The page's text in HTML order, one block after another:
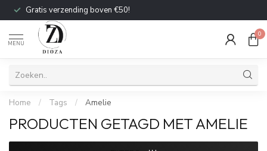
Gratis verzending boven €50!
MENU
0
Home / Tags / Amelie
PRODUCTEN GETAGD MET AMELIE